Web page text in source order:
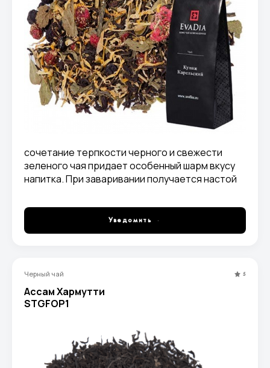
сочетание терпкости черного и свежести
зеленого чая придает особенный шарм вкусу
напитка. При заваривании получается настой
лесных ягод.
Уведомить
Черный чай 5
Ассам Хармутти
STGFOP1